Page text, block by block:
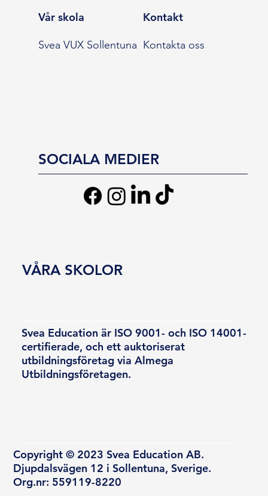
Vår skola
Svea VUX Sollentuna
Kontakt
Kontakta oss
SOCIALA MEDIER
Svea Education är ISO 9001- och ISO 14001-
certifierade, och ett auktoriserat
utbildningsföretag via Almega
Utbildningsföretagen.
Copyright © 2023 Svea Education AB.
Djupdalsvägen 12 i Sollentuna, Sverige.
Org.nr: 559119-8220
VÅRA SKOLOR